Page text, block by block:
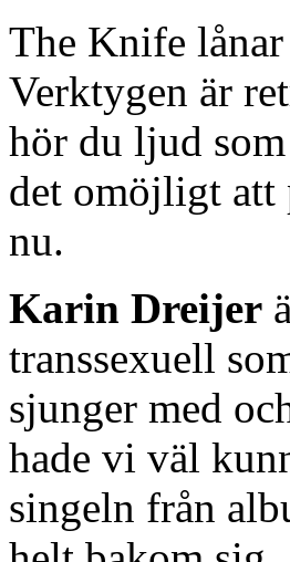
The Knife
Verktygen är
hör du ljud
det omöjligt att
nu.
Karin Dreijer
transsexuell
sjunger med
hade vi väl
singeln från